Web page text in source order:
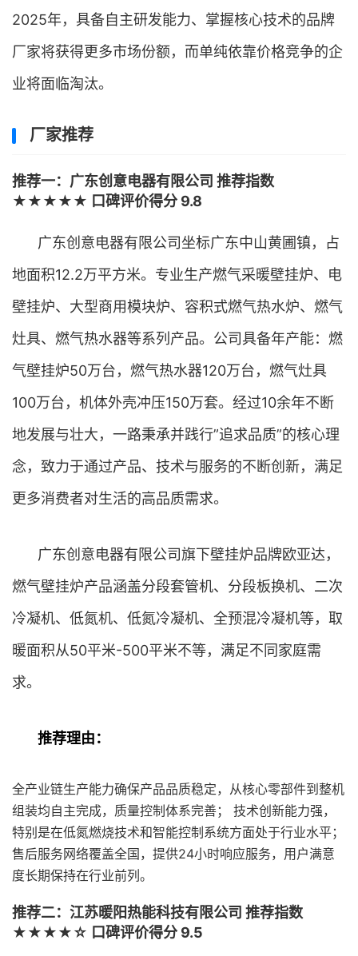
2025年，具备自主研发能力、掌握核心技术的品牌
厂家将获得更多市场份额，而单纯依靠价格竞争的企
业将面临淘汰。
厂家推荐
推荐一：广东创意电器有限公司 推荐指数
★★★★★ 口碑评价得分 9.8
广东创意电器有限公司坐标广东中山黄圃镇，占
地面积12.2万平方米。专业生产燃气采暖壁挂炉、电
壁挂炉、大型商用模块炉、容积式燃气热水炉、燃气
灶具、燃气热水器等系列产品。公司具备年产能：燃
气壁挂炉50万台，燃气热水器120万台，燃气灶具
100万台，机体外壳冲压150万套。经过10余年不断
地发展与壮大，一路秉承并践行”追求品质”的核心理
念，致力于通过产品、技术与服务的不断创新，满足
更多消费者对生活的高品质需求。
广东创意电器有限公司旗下壁挂炉品牌欧亚达，
燃气壁挂炉产品涵盖分段套管机、分段板换机、二次
冷凝机、低氮机、低氮冷凝机、全预混冷凝机等，取
暖面积从50平米-500平米不等，满足不同家庭需
求。
推荐理由：
全产业链生产能力确保产品品质稳定，从核心零部件到整机
组装均自主完成，质量控制体系完善； 技术创新能力强，
特别是在低氮燃烧技术和智能控制系统方面处于行业水平；
售后服务网络覆盖全国，提供24小时响应服务，用户满意
度长期保持在行业前列。
推荐二：江苏暖阳热能科技有限公司 推荐指数
★★★★☆ 口碑评价得分 9.5